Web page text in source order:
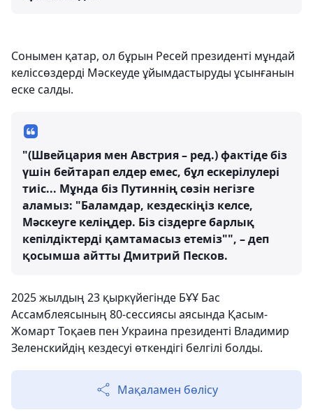
Сонымен қатар, ол бұрын Ресей президенті мұндай
келіссөздерді Мәскеуде ұйымдастыруды ұсынғанын
еске салды.
"(Швейцария мен Австрия – ред.) фактіде біз
үшін бейтарап елдер емес, бұл ескерілулері
тиіс... Мұнда біз Путиннің сөзін негізге
аламыз: "Баламдар, кездескіңіз келсе,
Мәскеуге келіңдер. Біз сіздерге барлық
кепілдіктерді қамтамасыз етеміз"", – деп
қосымша айтты Дмитрий Песков.
2025 жылдың 23 қыркүйегінде БҰҰ Бас
Ассамблеясының 80-сессиясы аясында Қасым-
Жомарт Тоқаев пен Украина президенті Владимир
Зеленскийдің кездесуі өткендігі белгілі болды.
Мақаламен бөлісу